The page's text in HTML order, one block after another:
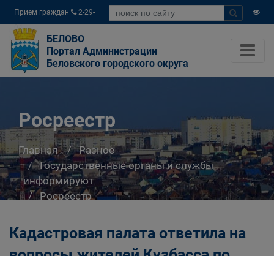
Прием граждан
2-29-
04
БЕЛОВО
Портал Администрации
Беловского городского округа
Росреестр
Главная
Разное
Государственные органы и службы
информируют
Росреестр
Кадастровая палата ответила на